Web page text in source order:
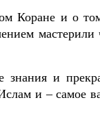
Коране и о
мастерили
знания и
и – самое